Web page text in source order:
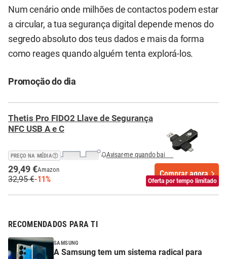
Num cenário onde milhões de contactos podem estar
a circular, a tua segurança digital depende menos do
segredo absoluto dos teus dados e mais da forma
como reages quando alguém tenta explorá-los.
Promoção do dia
Oferta por tempo limitado
Thetis Pro FIDO2 Llave de Segurança
NFC USB A e C
PREÇO NA MÉDIA Avisar-me quando baixar
29,49 €Amazon
32,95 €-11%
Comprar agora
RECOMENDADOS PARA TI
SAMSUNG
A Samsung tem um sistema radical para